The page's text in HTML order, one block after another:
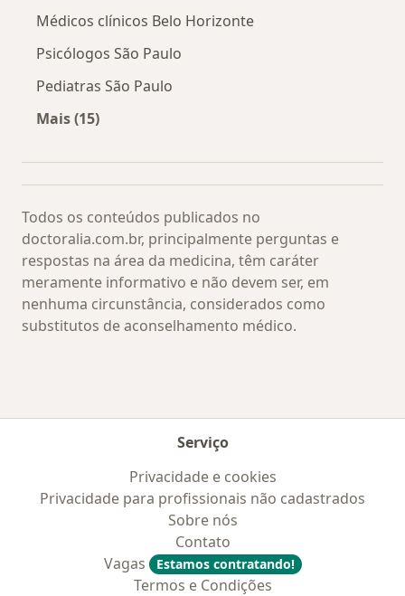
Médicos clínicos Belo Horizonte
Psicólogos São Paulo
Pediatras São Paulo
Mais (15)
Todos os conteúdos publicados no
doctoralia.com.br, principalmente perguntas e
respostas na área da medicina, têm caráter
meramente informativo e não devem ser, em
nenhuma circunstância, considerados como
substitutos de aconselhamento médico.
Serviço
Privacidade e cookies
Privacidade para profissionais não cadastrados
Sobre nós
Contato
Vagas
Estamos contratando!
Termos e Condições